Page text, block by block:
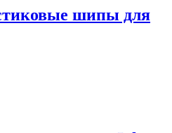
шипы для